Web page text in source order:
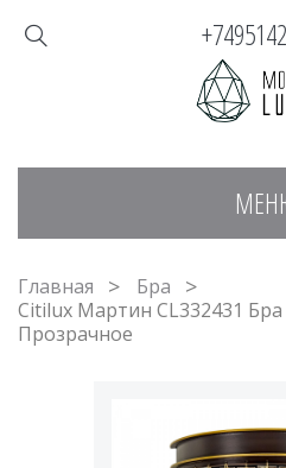
Главная
Бра
Citilux Мартин CL332431 Бра
Прозрачное